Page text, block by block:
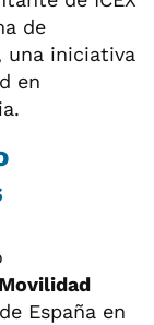
de
iniciativa
en
España en